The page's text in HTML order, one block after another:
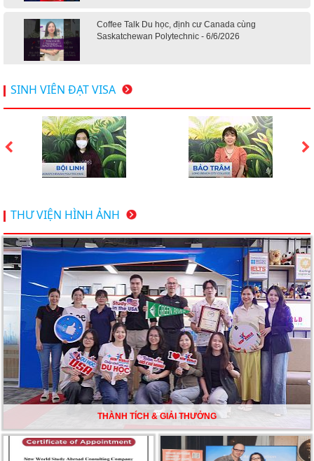
Coffee Talk Du học, định cư Canada cùng
Saskatchewan Polytechnic - 6/6/2026
Hội thảo du học Mỹ 18.4.2026 - Đại học Mỹ học phí
dưới 20k/ năm
Du học Mỹ 2026 - Lấy bằng cử nhân lúc 20 tuổi cùng
chương trình High School Completion, Washington
bạn khám phá
Du học Mỹ năm 2026: Cơ hội học tập và trải nghiệm tại
nền giáo dục hàng đầu
TƯ VẤN DU HỌC TOÀN DIỆN – BƯỚC ĐỆM VỮNG
CHẮC TỪ NEW WORLD EDUCATION
DU HỌC ÚC DẦN TRỞ THÀNH LỰA CHỌN HÀNG
ĐẦU CỦA DU HỌC SINH NĂM 2026 – VÀ TẤT CẢ
ĐỀU CÓ LÝ DO!!
CHẠM GIẤC MƠ DU HỌC MỸ – BẮT ĐẦU TỪ NGÀY
HỘI GHI DANH & SĂN HỌC BỔNG KỲ SPRING 2026
SINH VIÊN ĐẠT VISA
THƯ VIỆN HÌNH ẢNH
THÀNH TÍCH & GIẢI THƯỞNG